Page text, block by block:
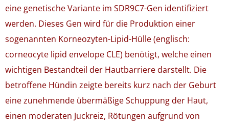
eine genetische Variante im SDR9C7-Gen identifiziert
werden. Dieses Gen wird für die Produktion einer
sogenannten Korneozyten-Lipid-Hülle (englisch:
corneocyte lipid envelope CLE) benötigt, welche einen
wichtigen Bestandteil der Hautbarriere darstellt. Die
betroffene Hündin zeigte bereits kurz nach der Geburt
eine zunehmende übermäßige Schuppung der Haut,
einen moderaten Juckreiz, Rötungen aufgrund von